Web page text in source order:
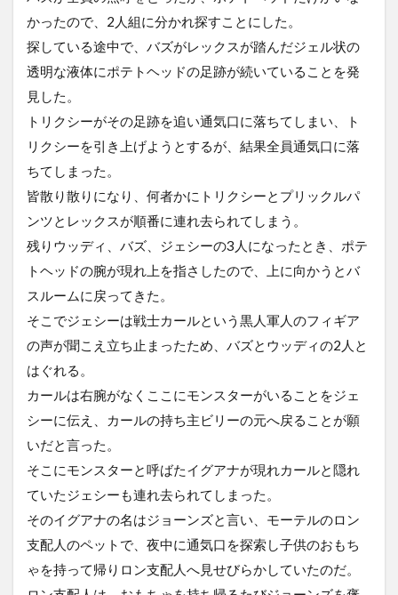
かったので、2人組に分かれ探すことにした。
探している途中で、バズがレックスが踏んだジェル状の
透明な液体にポテトヘッドの足跡が続いていることを発
見した。
トリクシーがその足跡を追い通気口に落ちてしまい、ト
リクシーを引き上げようとするが、結果全員通気口に落
ちてしまった。
皆散り散りになり、何者かにトリクシーとプリックルパ
ンツとレックスが順番に連れ去られてしまう。
残りウッディ、バズ、ジェシーの3人になったとき、ポテ
トヘッドの腕が現れ上を指さしたので、上に向かうとバ
スルームに戻ってきた。
そこでジェシーは戦士カールという黒人軍人のフィギア
の声が聞こえ立ち止まったため、バズとウッディの2人と
はぐれる。
カールは右腕がなくここにモンスターがいることをジェ
シーに伝え、カールの持ち主ビリーの元へ戻ることが願
いだと言った。
そこにモンスターと呼ばたイグアナが現れカールと隠れ
ていたジェシーも連れ去られてしまった。
そのイグアナの名はジョーンズと言い、モーテルのロン
支配人のペットで、夜中に通気口を探索し子供のおもち
ゃを持って帰りロン支配人へ見せびらかしていたのだ。